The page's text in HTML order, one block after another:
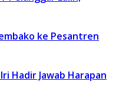
ke Pesantren
Hadir Jawab Harapan